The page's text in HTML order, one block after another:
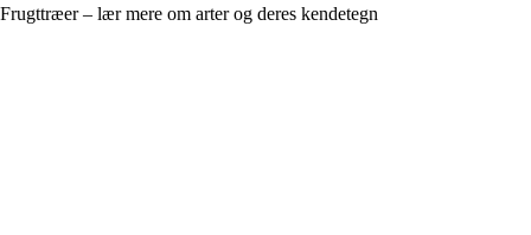
Frugttræer – lær mere om arter og deres kendetegn